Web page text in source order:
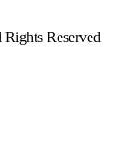
Reserved